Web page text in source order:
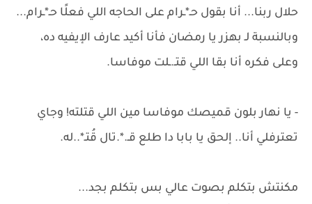
حلال ربنا... أنا بقول حـ*ـرام على الحاجه اللي فعلًا حـ*ـرام...
وبالنسبة لـ بهزر يا رمضان فأنا أكيد عارف الإيفيه ده،
وعلى فكره أنا بقا اللي قتـ.ـلت موفاسا.
- يا نهار بلون قميصك موفاسا مين اللي قتلته! وجاي
تعترفلي أنا.. إلحق يا بابا دا طلع قـ.*.تال قُتـ*..له.
مكنتش بتكلم بصوت عالي بس بتكلم بجد...